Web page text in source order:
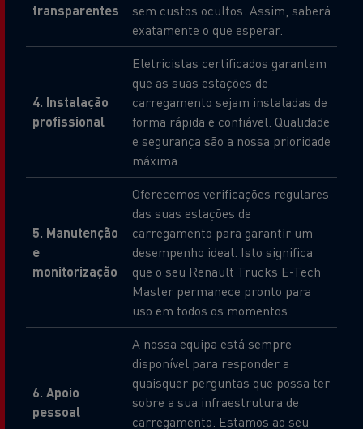
transparentes
sem custos ocultos. Assim, saberá
exatamente o que esperar.
4. Instalação
profissional
Eletricistas certificados garantem
que as suas estações de
carregamento sejam instaladas de
forma rápida e confiável. Qualidade
e segurança são a nossa prioridade
máxima.
5. Manutenção
e
monitorização
Oferecemos verificações regulares
das suas estações de
carregamento para garantir um
desempenho ideal. Isto significa
que o seu Renault Trucks E-Tech
Master permanece pronto para
uso em todos os momentos.
6. Apoio
pessoal
A nossa equipa está sempre
disponível para responder a
quaisquer perguntas que possa ter
sobre a sua infraestrutura de
carregamento. Estamos ao seu